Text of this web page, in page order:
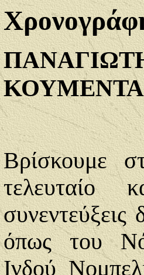
Χ
Βρίσκουμε
τελευταίο
όπως του
Ινδού